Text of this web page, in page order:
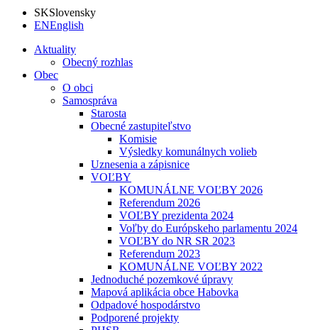
SKSlovensky
ENEnglish
Aktuality
Obecný rozhlas
Obec
O obci
Samospráva
Starosta
Obecné zastupiteľstvo
Komisie
Výsledky komunálnych volieb
Uznesenia a zápisnice
VOĽBY
KOMUNÁLNE VOĽBY 2026
Referendum 2026
VOĽBY prezidenta 2024
Voľby do Európskeho parlamentu 2024
VOĽBY do NR SR 2023
Referendum 2023
KOMUNÁLNE VOĽBY 2022
Jednoduché pozemkové úpravy
Mapová aplikácia obce Habovka
Odpadové hospodárstvo
Podporené projekty